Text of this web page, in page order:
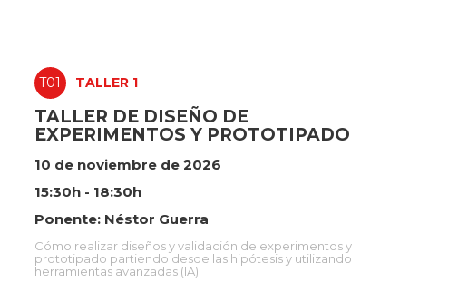
T01 TALLER 1
TALLER DE DISEÑO DE
EXPERIMENTOS Y PROTOTIPADO
10 de noviembre de 2026
15:30h - 18:30h
Ponente: Néstor Guerra
Cómo realizar diseños y validación de experimentos y
prototipado partiendo desde las hipótesis y utilizando
herramientas avanzadas (IA).